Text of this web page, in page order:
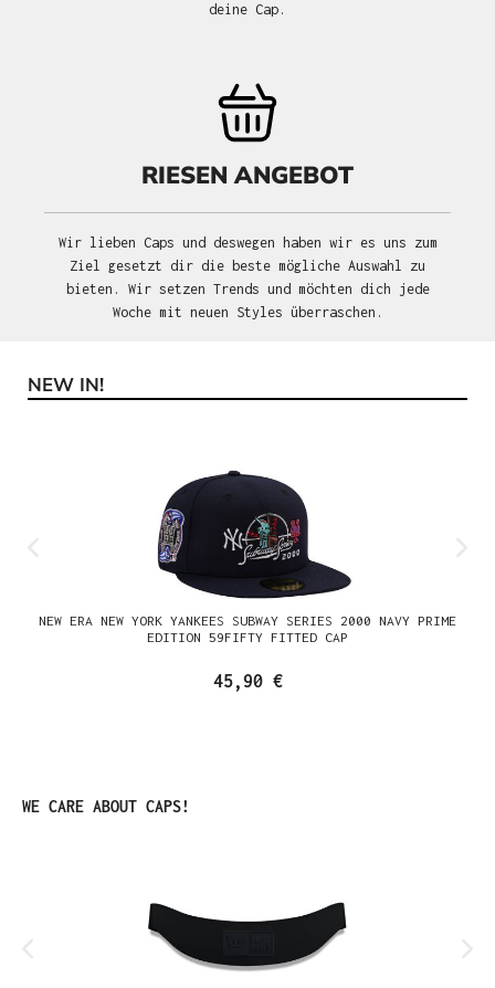
deine Cap.
RIESEN ANGEBOT
Wir lieben Caps und deswegen haben wir es uns zum
Ziel gesetzt dir die beste mögliche Auswahl zu
bieten. Wir setzen Trends und möchten dich jede
Woche mit neuen Styles überraschen.
Produktgalerie überspringen
NEW IN!
NEW ERA NEW YORK YANKEES SUBWAY SERIES 2000 NAVY PRIME
EDITION 59FIFTY FITTED CAP
45,90 €
Produktgalerie überspringen
WE CARE ABOUT CAPS!